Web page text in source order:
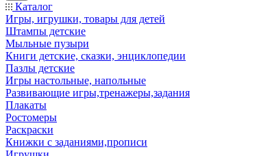
Каталог
Игры, игрушки, товары для детей
Штампы детские
Мыльные пузыри
Книги детские, сказки, энциклопедии
Пазлы детские
Игры настольные, напольные
Развивающие игры,тренажеры,задания
Плакаты
Ростомеры
Раскраски
Книжки с заданиями,прописи